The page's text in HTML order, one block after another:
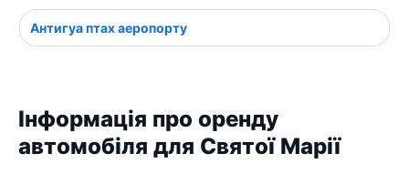
Антигуа птах аеропорту
Інформація про оренду
автомобіля для Святої Марії